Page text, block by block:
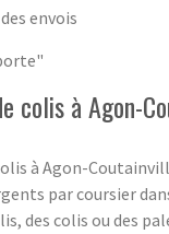
envois
colis à Agon-
à Agon-
par coursier
des colis ou des